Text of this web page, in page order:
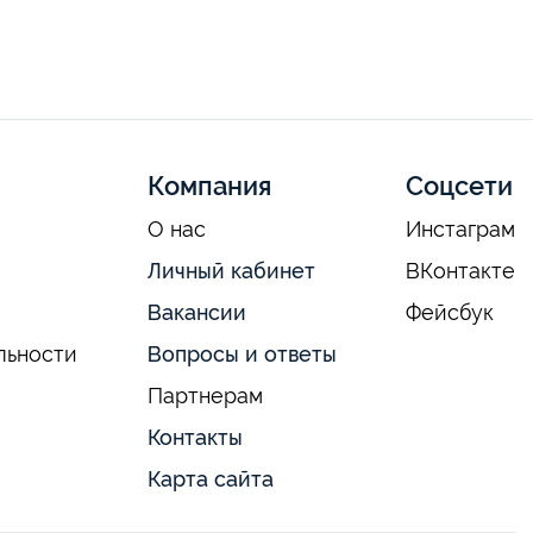
Компания
О нас
Личный кабинет
Вакансии
Вопросы и ответы
Партнерам
Контакты
Карта сайта
Соцсети
Инстаграм
ВКонтакте
Фейсбук